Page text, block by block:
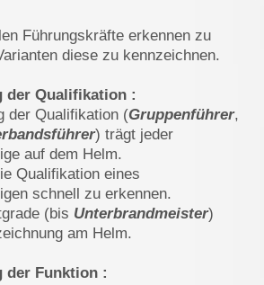
Führungskräfte erkennen zu
diese zu kennzeichnen.
der Qualifikation :
der Qualifikation (Gruppenführer,
) trägt jeder
auf dem Helm.
Qualifikation eines
schnell zu erkennen.
(bis Unterbrandmeister)
am Helm.
der Funktion :